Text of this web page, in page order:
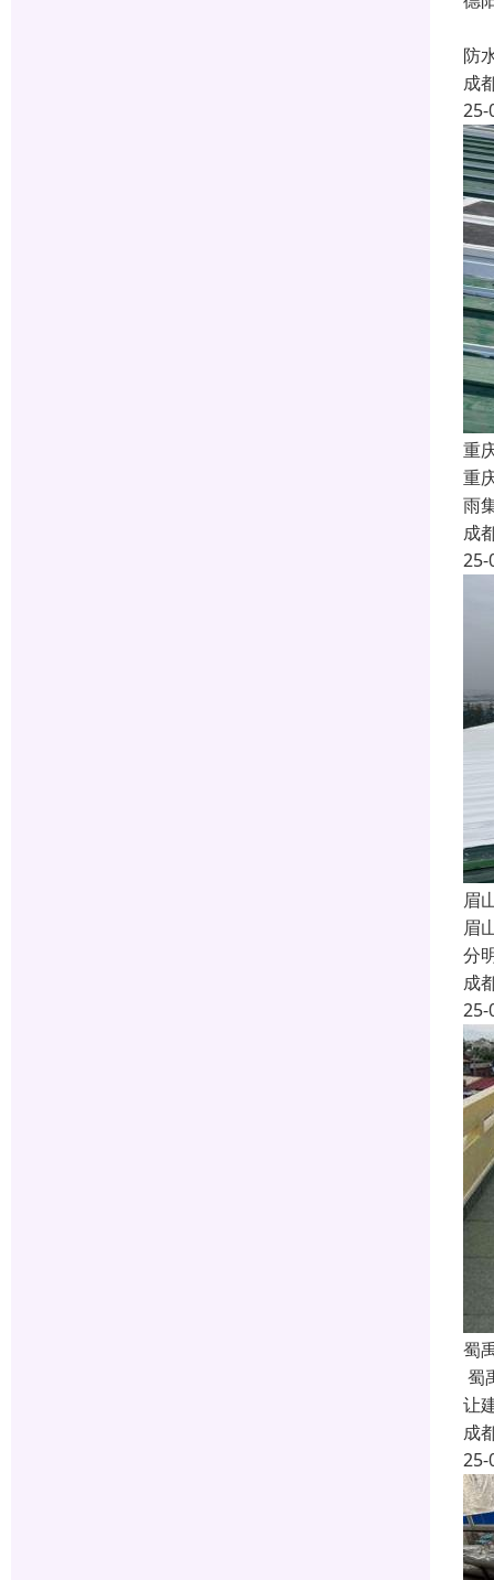
防
成
25-
重
重
雨
成
25-
眉
眉
分
成
25-
蜀
蜀
让
成
25-